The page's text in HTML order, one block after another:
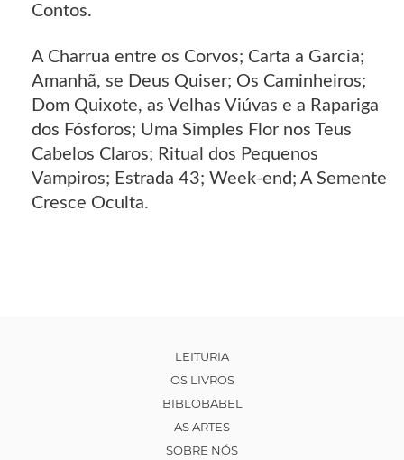
Contos.
A Charrua entre os Corvos; Carta a Garcia;
Amanhã, se Deus Quiser; Os Caminheiros;
Dom Quixote, as Velhas Viúvas e a Rapariga
dos Fósforos; Uma Simples Flor nos Teus
Cabelos Claros; Ritual dos Pequenos
Vampiros; Estrada 43; Week-end; A Semente
Cresce Oculta.
LEITURIA
OS LIVROS
BIBLOBABEL
AS ARTES
SOBRE NÓS